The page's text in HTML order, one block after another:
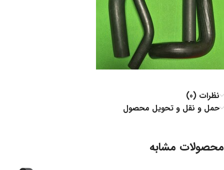
نظرات (0)
حمل و نقل و تحویل محصول
محصولات مشابه